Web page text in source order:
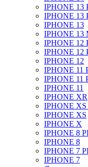
IPHONE 13
IPHONE 13
IPHONE 13
IPHONE 13
IPHONE 12
IPHONE 12
IPHONE 12
IPHONE 11
IPHONE 11
IPHONE 11
IPHONE XR
IPHONE
IPHONE XS
IPHONE X
IPHONE 8
IPHONE 8
IPHONE 7
IPHONE 7